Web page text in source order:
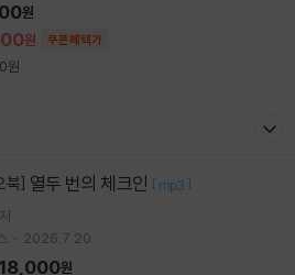
원 쿠폰혜택가
원
원
북] 열두 번의 체크인 [ mp3 ]
저
2026.7.20.
18,000원